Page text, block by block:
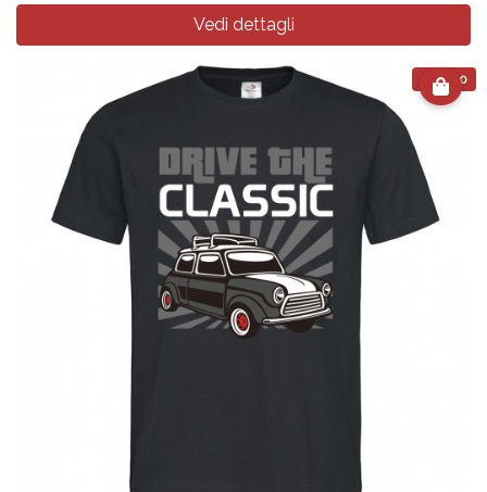
Vedi dettagli
€ 24.90